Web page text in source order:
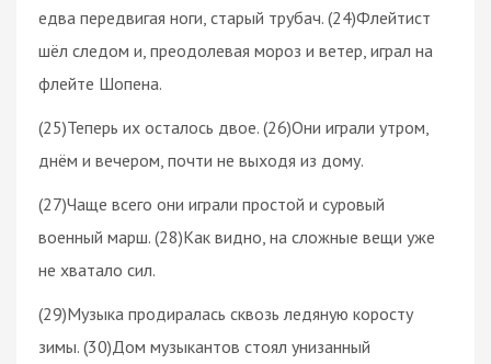
едва передвигая ноги, старый трубач. (24)Флейтист
шёл следом и, преодолевая мороз и ветер, играл на
флейте Шопена.
(25)Теперь их осталось двое. (26)Они играли утром,
днём и вечером, почти не выходя из дому.
(27)Чаще всего они играли простой и суровый
военный марш. (28)Как видно, на сложные вещи уже
не хватало сил.
(29)Музыка продиралась сквозь ледяную коросту
зимы. (30)Дом музыкантов стоял унизанный